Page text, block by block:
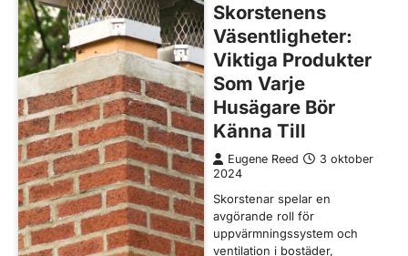
Skorstenens
Väsentligheter:
Viktiga Produkter
Som Varje
Husägare Bör
Känna Till
Eugene Reed
3 oktober
2024
Skorstenar spelar en
avgörande roll för
uppvärmningssystem och
ventilation i bostäder,